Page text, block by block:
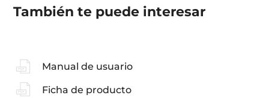
También te puede interesar
Manual de usuario
Ficha de producto